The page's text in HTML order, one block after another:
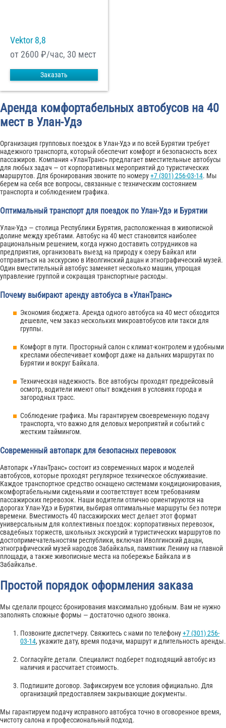
Vektor 8,8
от 2600 ₽/час, 30 мест
Заказать
Аренда комфортабельных автобусов на 40
мест в Улан-Удэ
Организация групповых поездок в Улан-Удэ и по всей Бурятии требует
надежного транспорта, который обеспечит комфорт и безопасность всех
пассажиров. Компания «УланТранс» предлагает вместительные автобусы
для любых задач — от корпоративных мероприятий до туристических
маршрутов. Для бронирования звоните по номеру+7 (301) 256-03-14. Мы
берем на себя все вопросы, связанные с техническим состоянием
транспорта и соблюдением графика.
Оптимальный транспорт для поездок по Улан-Удэ и Бурятии
Улан-Удэ — столица Республики Бурятия, расположенная в живописной
долине между хребтами. Автобус на 40 мест становится наиболее
рациональным решением, когда нужно доставить сотрудников на
предприятия, организовать выезд на природу к озеру Байкал или
отправиться на экскурсию в Иволгинский дацан и этнографический музей.
Один вместительный автобус заменяет несколько машин, упрощая
управление группой и сокращая транспортные расходы.
Почему выбирают аренду автобуса в «УланТранс»
Экономия бюджета. Аренда одного автобуса на 40 мест обходится
дешевле, чем заказ нескольких микроавтобусов или такси для
группы.
Комфорт в пути. Просторный салон с климат-контролем и удобными
креслами обеспечивает комфорт даже на дальних маршрутах по
Бурятии и вокруг Байкала.
Техническая надежность. Все автобусы проходят предрейсовый
осмотр, водители имеют опыт вождения в условиях города и
загородных трасс.
Соблюдение графика. Мы гарантируем своевременную подачу
транспорта, что важно для деловых мероприятий и событий с
жестким таймингом.
Современный автопарк для безопасных перевозок
Автопарк «УланТранс» состоит из современных марок и моделей
автобусов, которые проходят регулярное техническое обслуживание.
Каждое транспортное средство оснащено системами кондиционирования,
комфортабельными сиденьями и соответствует всем требованиям
пассажирских перевозок. Наши водители отлично ориентируются на
дорогах Улан-Удэ и Бурятии, выбирая оптимальные маршруты без потери
времени. Вместимость 40 пассажирских мест делает этот формат
универсальным для коллективных поездок: корпоративных перевозок,
свадебных торжеств, школьных экскурсий и туристических маршрутов по
достопримечательностям республики, включая Иволгинский дацан,
этнографический музей народов Забайкалья, памятник Ленину на главной
площади, а также живописные места на побережье Байкала и в
Забайкалье.
Простой порядок оформления заказа
Мы сделали процесс бронирования максимально удобным. Вам не нужно
заполнять сложные формы — достаточно одного звонка.
Позвоните диспетчеру. Свяжитесь с нами по телефону+7 (301) 256-
03-14, укажите дату, время подачи, маршрут и длительность аренды.
Согласуйте детали. Специалист подберет подходящий автобус из
наличия и рассчитает стоимость.
Подпишите договор. Зафиксируем все условия официально. Для
организаций предоставляем закрывающие документы.
Мы гарантируем подачу исправного автобуса точно в оговоренное время,
чистоту салона и профессиональный подход.